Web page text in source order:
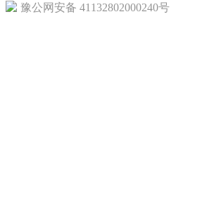
豫公网安备 41132802000240号